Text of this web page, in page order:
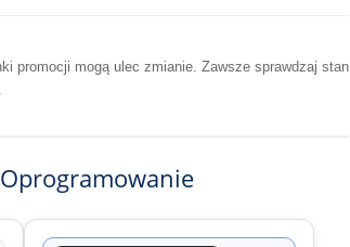
promocji mogą ulec zmianie. Zawsze sprawdzaj stan